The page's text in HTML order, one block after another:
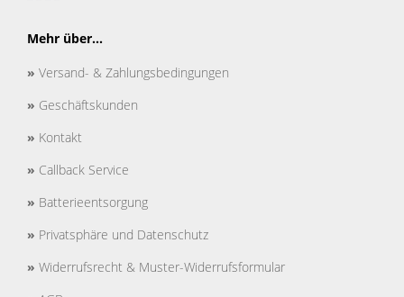
Mehr über...
» Versand- & Zahlungsbedingungen
» Geschäftskunden
» Kontakt
» Callback Service
» Batterieentsorgung
» Privatsphäre und Datenschutz
» Widerrufsrecht & Muster-Widerrufsformular